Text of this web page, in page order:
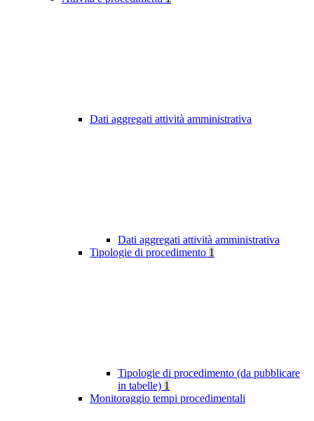
Dati aggregati attività amministrativa
Dati aggregati attività amministrativa
Tipologie di procedimento 1
Tipologie di procedimento (da pubblicare
in tabelle) 1
Monitoraggio tempi procedimentali